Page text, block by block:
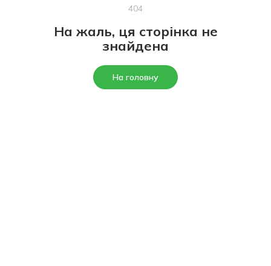
404
На жаль, ця сторінка не
знайдена
На головну